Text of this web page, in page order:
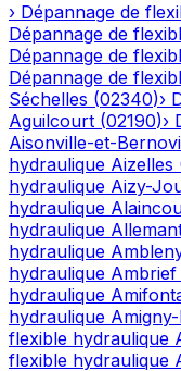
› Dépannage de
Dépannage de
Dépannage de
Dépannage de
Séchelles (02340)›
Aguilcourt (02190)›
Aisonville-et-
hydraulique Aizelles
hydraulique Aizy-
hydraulique
hydraulique
hydraulique
hydraulique Ambrief
hydraulique
hydraulique
flexible hydraulique
flexible hydraulique